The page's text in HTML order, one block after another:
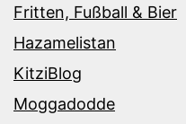
Fritten, Fußball & Bier
Hazamelistan
KitziBlog
Moggadodde